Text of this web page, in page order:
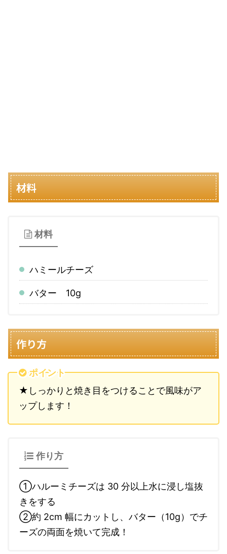
材料
材料
ハミールチーズ
バター 10g
作り方
ポイント
★しっかりと焼き目をつけることで風味がア
ップします！
作り方
①ハルーミチーズは 30 分以上水に浸し塩抜
きをする
②約 2cm 幅にカットし、バター（10g）でチ
ーズの両面を焼いて完成！